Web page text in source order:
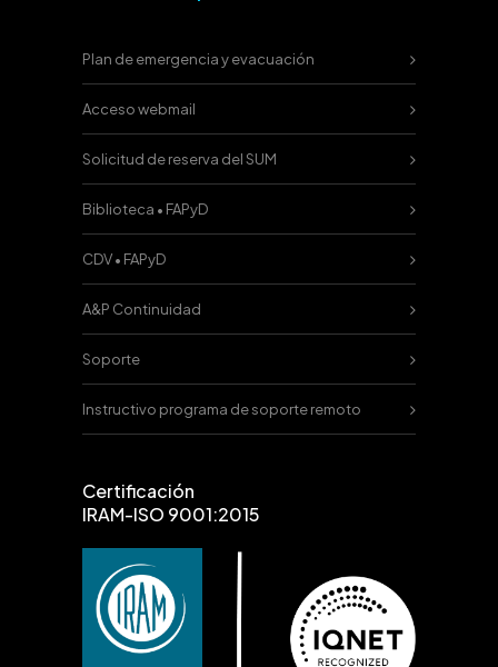
Plan de emergencia y evacuación
Acceso webmail
Solicitud de reserva del SUM
Biblioteca • FAPyD
CDV • FAPyD
A&P Continuidad
Soporte
Instructivo programa de soporte remoto
Certificación
IRAM-ISO 9001:2015